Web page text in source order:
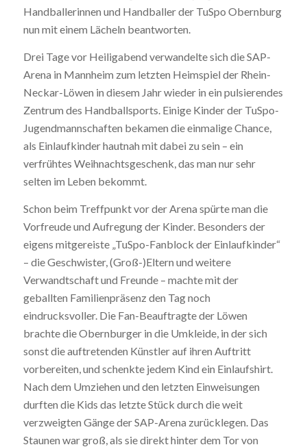
Handballerinnen und Handballer der TuSpo Obernburg
nun mit einem Lächeln beantworten.
Drei Tage vor Heiligabend verwandelte sich die SAP-
Arena in Mannheim zum letzten Heimspiel der Rhein-
Neckar-Löwen in diesem Jahr wieder in ein pulsierendes
Zentrum des Handballsports. Einige Kinder der TuSpo-
Jugendmannschaften bekamen die einmalige Chance,
als Einlaufkinder hautnah mit dabei zu sein – ein
verfrühtes Weihnachtsgeschenk, das man nur sehr
selten im Leben bekommt.
Schon beim Treffpunkt vor der Arena spürte man die
Vorfreude und Aufregung der Kinder. Besonders der
eigens mitgereiste „TuSpo-Fanblock der Einlaufkinder“
– die Geschwister, (Groß-)Eltern und weitere
Verwandtschaft und Freunde – machte mit der
geballten Familienpräsenz den Tag noch
eindrucksvoller. Die Fan-Beauftragte der Löwen
brachte die Obernburger in die Umkleide, in der sich
sonst die auftretenden Künstler auf ihren Auftritt
vorbereiten, und schenkte jedem Kind ein Einlaufshirt.
Nach dem Umziehen und den letzten Einweisungen
durften die Kids das letzte Stück durch die weit
verzweigten Gänge der SAP-Arena zurücklegen. Das
Staunen war groß, als sie direkt hinter dem Tor von